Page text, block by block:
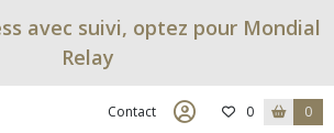
avec suivi, optez pour Mondial
Relay
Contact 0 0